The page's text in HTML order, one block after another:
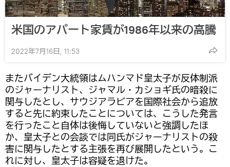
米国のアパート家賃が1986年以来の高騰
2022年7月16日, 11:53
またバイデン大統領はムハンマド皇太子が反体制派
のジャーナリスト、ジャマル・カショギ氏の暗殺に
関与したとし、サウジアラビアを国際社会から追放
すると先に約束したことについては、こうした発言
を行ったこと自体は後悔していないと強調したほ
か、皇太子との会談では同氏がジャーナリストの殺
害に関与したとする主張を再び展開したという。こ
れに対し、皇太子は容疑を退けた。